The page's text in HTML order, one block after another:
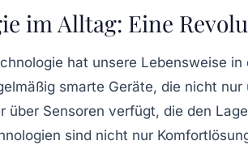
im Alltag: Eine
hat unsere Lebensweise
smarte Geräte, die nicht
über Sensoren verfügt, die den
sind nicht nur